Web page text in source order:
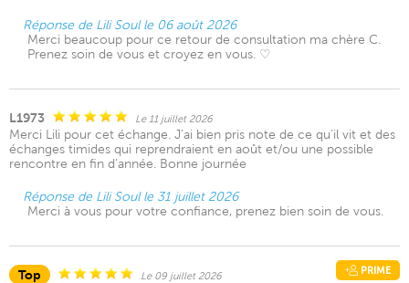
Réponse de Lili Soul le 06 août 2026
Merci beaucoup pour ce retour de consultation ma chère C.
Prenez soin de vous et croyez en vous. ♡
L1973 Le 11 juillet 2026
Merci Lili pour cet échange. J’ai bien pris note de ce qu’il vit et des
échanges timides qui reprendraient en août et/ou une possible
rencontre en fin d’année. Bonne journée
Réponse de Lili Soul le 31 juillet 2026
Merci à vous pour votre confiance, prenez bien soin de vous.
Top Le 09 juillet 2026 PRIME